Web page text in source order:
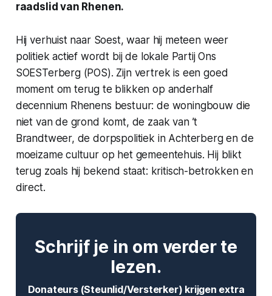
raadslid van Rhenen.
Hij verhuist naar Soest, waar hij meteen weer
politiek actief wordt bij de lokale Partij Ons
SOESTerberg (POS). Zijn vertrek is een goed
moment om terug te blikken op anderhalf
decennium Rhenens bestuur: de woningbouw die
niet van de grond komt, de zaak van ’t
Brandtweer, de dorpspolitiek in Achterberg en de
moeizame cultuur op het gemeentehuis. Hij blikt
terug zoals hij bekend staat: kritisch-betrokken en
direct.
Schrijf je in om verder te
lezen.
Donateurs (Steunlid/Versterker) krijgen extra